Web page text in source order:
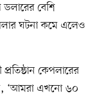
বেশি
ঘটনা কমে এলেও
কেপলারের
‘আমরা এখনো ৬০